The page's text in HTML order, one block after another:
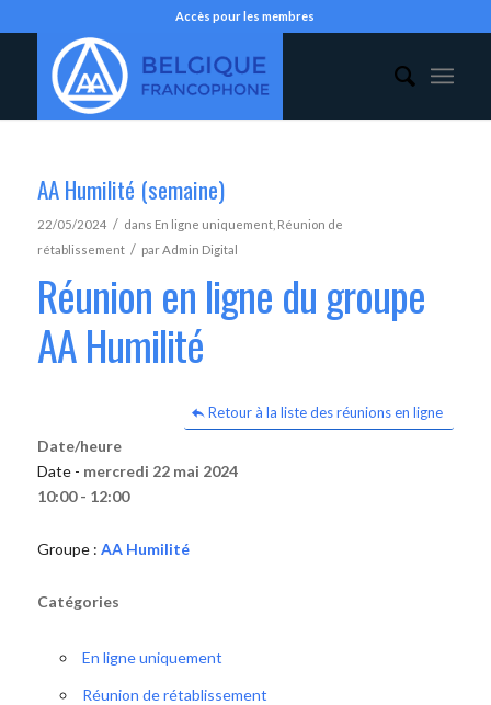
Accès pour les membres
AA Humilité (semaine)
22/05/2024 / dans En ligne uniquement, Réunion de
rétablissement / parAdmin Digital
Réunion en ligne du groupe
AA Humilité
Retour à la liste des réunions en ligne
Date/heure
Date - mercredi 22 mai 2024
10:00 - 12:00
Groupe : AA Humilité
Catégories
En ligne uniquement
Réunion de rétablissement